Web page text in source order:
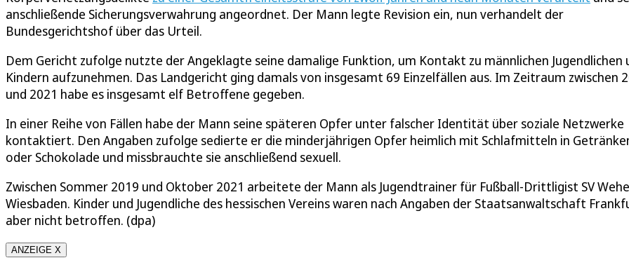
anschließende Sicherungsverwahrung angeordnet. Der Mann legte Revision ein, nun verhandelt der
Bundesgerichtshof über das Urteil.
Dem Gericht zufolge nutzte der Angeklagte seine damalige Funktion, um Kontakt zu männlichen Jugendlichen
Kindern aufzunehmen. Das Landgericht ging damals von insgesamt 69 Einzelfällen aus. Im Zeitraum zwischen
und 2021 habe es insgesamt elf Betroffene gegeben.
In einer Reihe von Fällen habe der Mann seine späteren Opfer unter falscher Identität über soziale Netzwerke
kontaktiert. Den Angaben zufolge sedierte er die minderjährigen Opfer heimlich mit Schlafmitteln in
oder Schokolade und missbrauchte sie anschließend sexuell.
Zwischen Sommer 2019 und Oktober 2021 arbeitete der Mann als Jugendtrainer für Fußball-Drittligist SV
Wiesbaden. Kinder und Jugendliche des hessischen Vereins waren nach Angaben der Staatsanwaltschaft
aber nicht betroffen. (dpa)
ANZEIGE X